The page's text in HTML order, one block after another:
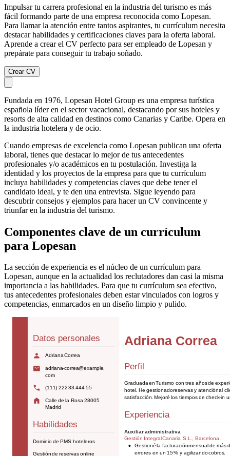
Impulsar tu carrera profesional en la industria del turismo es más
fácil formando parte de una empresa reconocida como Lopesan.
Para llamar la atención entre tantos aspirantes, tu currículum necesita
destacar habilidades y certificaciones claves para la oferta laboral.
Aprende a crear el CV perfecto para ser empleado de Lopesan y
prepárate para conseguir tu trabajo soñado.
Crear CV
Fundada en 1976, Lopesan Hotel Group es una empresa turística
española líder en el sector vacacional, destacando por sus hoteles y
resorts de alta calidad en destinos como Canarias y Caribe. Opera en
la industria hotelera y de ocio.
Cuando empresas de excelencia como Lopesan publican una oferta
laboral, tienes que destacar lo mejor de tus antecedentes
profesionales y/o académicos en tu postulación. Investiga la
identidad y los proyectos de la empresa para que tu currículum
incluya habilidades y competencias claves que debe tener el
candidato ideal, y te den una entrevista. Sigue leyendo para
descubrir consejos y ejemplos para hacer un CV convincente y
triunfar en la industria del turismo.
Componentes clave de un currículum
para Lopesan
La sección de experiencia es el núcleo de un currículum para
Lopesan, aunque en la actualidad los reclutadores dan casi la misma
importancia a las habilidades. Para que tu currículum sea efectivo,
tus antecedentes profesionales deben estar vinculados con logros y
competencias, enmarcados en un diseño limpio y pulido.